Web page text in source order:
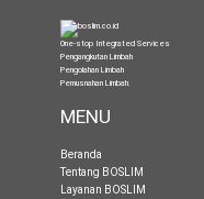
One-stop Integrated Services
Pengangkutan Limbah
Pengolahan Limbah
Pemusnahan Limbah.
MENU
Beranda
Tentang BOSLIM
Layanan BOSLIM